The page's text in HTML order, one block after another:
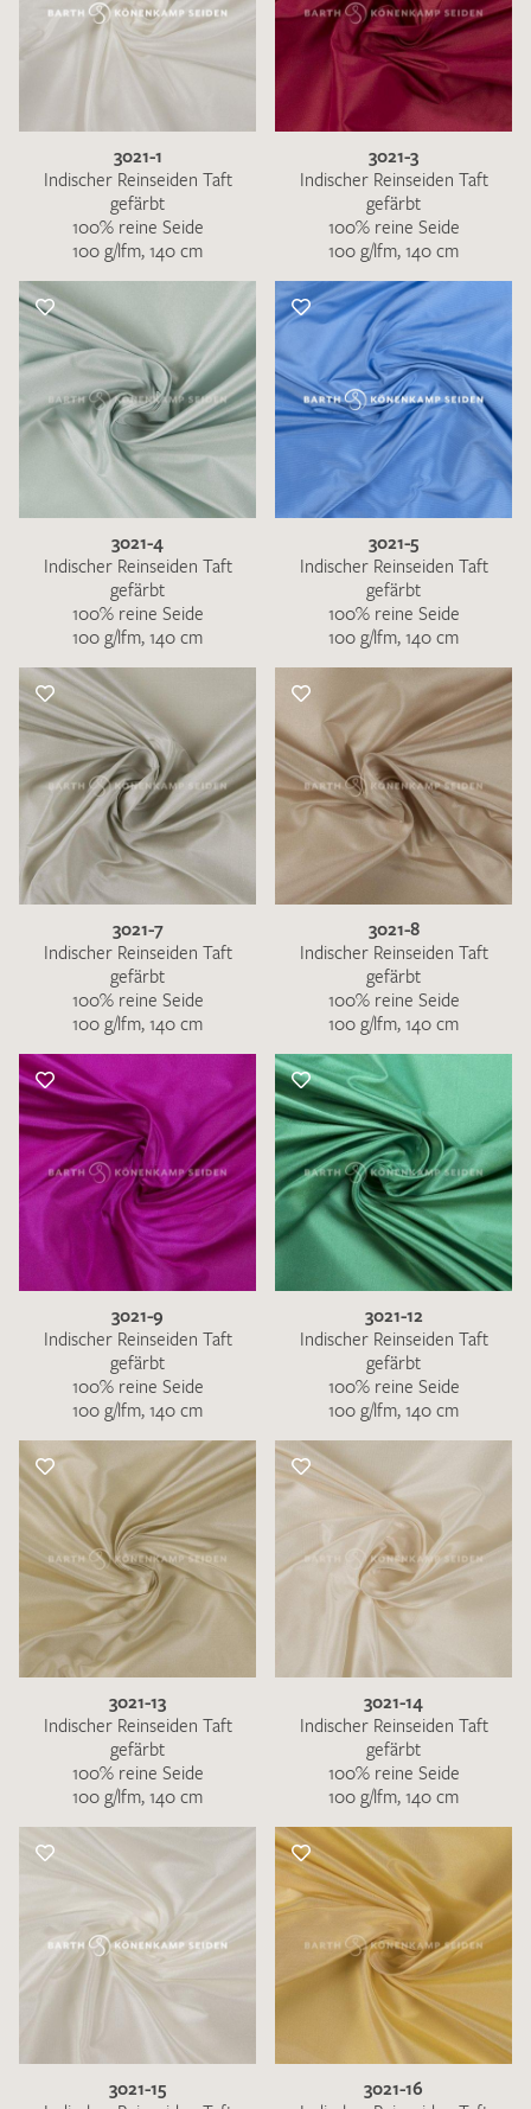
3021-1
Indischer Reinseiden Taft
gefärbt
100% reine Seide
100 g/lfm, 140 cm
3021-3
Indischer Reinseiden Taft
gefärbt
100% reine Seide
100 g/lfm, 140 cm
3021-4
Indischer Reinseiden Taft
gefärbt
100% reine Seide
100 g/lfm, 140 cm
3021-5
Indischer Reinseiden Taft
gefärbt
100% reine Seide
100 g/lfm, 140 cm
3021-7
Indischer Reinseiden Taft
gefärbt
100% reine Seide
100 g/lfm, 140 cm
3021-8
Indischer Reinseiden Taft
gefärbt
100% reine Seide
100 g/lfm, 140 cm
3021-9
Indischer Reinseiden Taft
gefärbt
100% reine Seide
100 g/lfm, 140 cm
3021-12
Indischer Reinseiden Taft
gefärbt
100% reine Seide
100 g/lfm, 140 cm
3021-13
Indischer Reinseiden Taft
gefärbt
100% reine Seide
100 g/lfm, 140 cm
3021-14
Indischer Reinseiden Taft
gefärbt
100% reine Seide
100 g/lfm, 140 cm
3021-15
3021-16